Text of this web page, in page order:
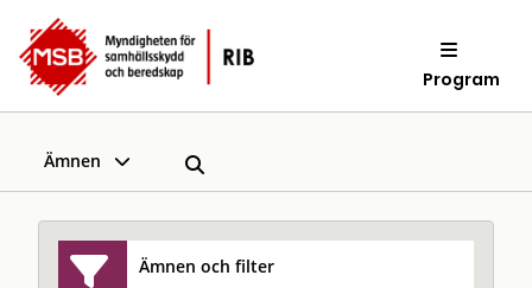
Program
Ämnen
Ämnen och filter